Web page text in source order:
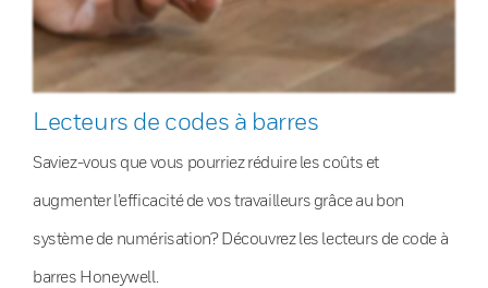
Lecteurs de codes à barres
Saviez-vous que vous pourriez réduire les coûts et
augmenter l’efficacité de vos travailleurs grâce au bon
système de numérisation? Découvrez les lecteurs de code à
barres Honeywell.